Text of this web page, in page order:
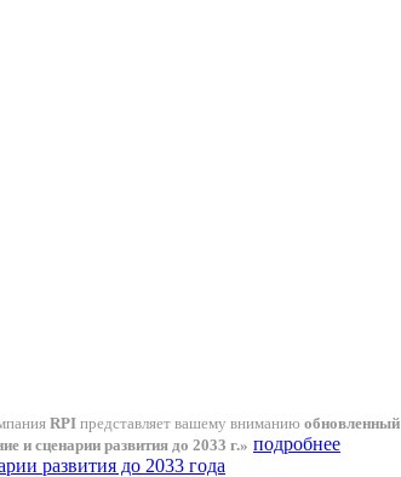
RPI представляет вашему вниманию обновленный
и сценарии развития до 2033 г.» подробнее
развития до 2033 года